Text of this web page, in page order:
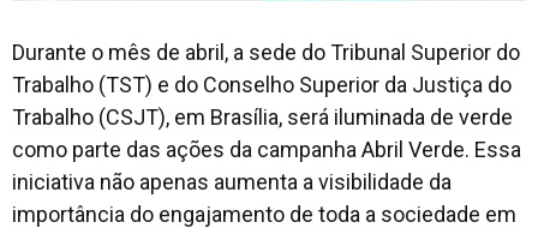
Durante o mês de abril, a sede do Tribunal Superior do
Trabalho (TST) e do Conselho Superior da Justiça do
Trabalho (CSJT), em Brasília, será iluminada de verde
como parte das ações da campanha Abril Verde. Essa
iniciativa não apenas aumenta a visibilidade da
importância do engajamento de toda a sociedade em